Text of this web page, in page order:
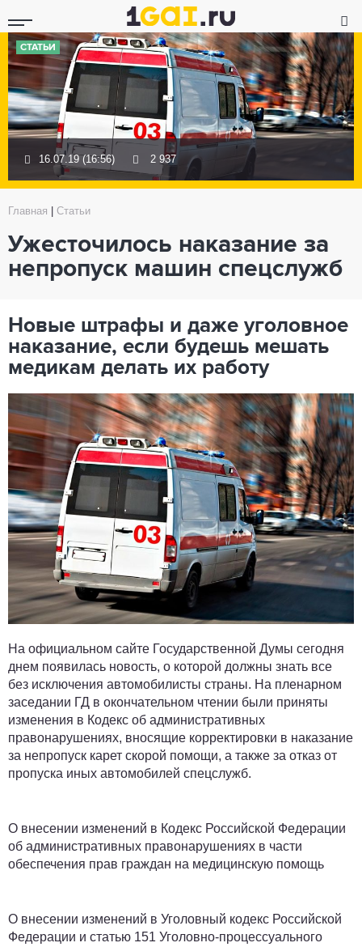
СТАТЬИ
16.07.19 (16:56) 2 937
Главная Статьи
Ужесточилось наказание за
непропуск машин спецслужб
Новые штрафы и даже уголовное
наказание, если будешь мешать
медикам делать их работу
На официальном сайте Государственной Думы сегодня
днем появилась новость, о которой должны знать все
без исключения автомобилисты страны. На пленарном
заседании ГД в окончательном чтении были приняты
изменения в Кодекс об административных
правонарушениях, вносящие корректировки в наказание
за непропуск карет скорой помощи, а также за отказ от
пропуска иных автомобилей спецслужб.
О внесении изменений в Кодекс Российской Федерации
об административных правонарушениях в части
обеспечения прав граждан на медицинскую помощь
О внесении изменений в Уголовный кодекс Российской
Федерации и статью 151 Уголовно-процессуального